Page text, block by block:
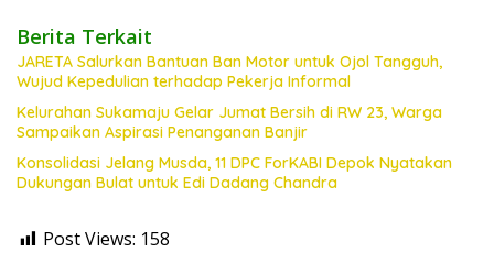
Berita Terkait
JARETA Salurkan Bantuan Ban Motor untuk Ojol Tangguh,
Wujud Kepedulian terhadap Pekerja Informal
Kelurahan Sukamaju Gelar Jumat Bersih di RW 23, Warga
Sampaikan Aspirasi Penanganan Banjir
Konsolidasi Jelang Musda, 11 DPC ForKABI Depok Nyatakan
Dukungan Bulat untuk Edi Dadang Chandra
Post Views: 158